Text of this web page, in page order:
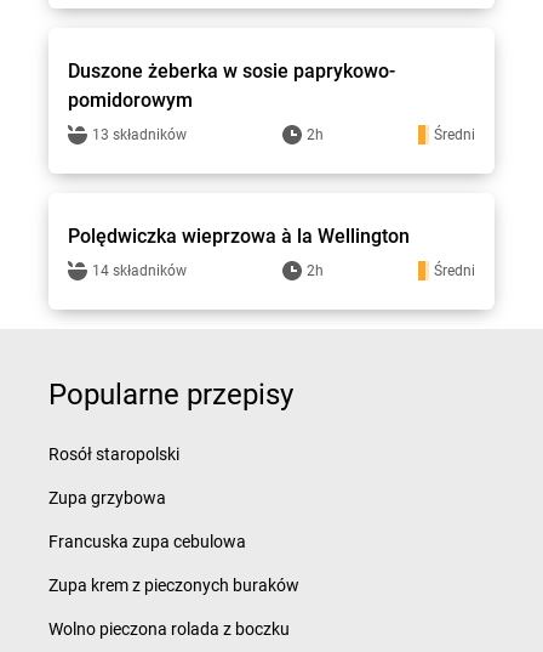
Stokrotka - przepisy
Duszone żeberka w sosie paprykowo-
pomidorowym
13 składników 2h Średni
Stokrotka - przepisy
Polędwiczka wieprzowa à la Wellington
14 składników 2h Średni
Popularne przepisy
Rosół staropolski
Zupa grzybowa
Francuska zupa cebulowa
Zupa krem z pieczonych buraków
Wolno pieczona rolada z boczku